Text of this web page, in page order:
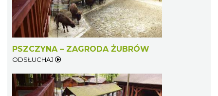
PSZCZYNA – ZAGRODA ŻUBRÓW
ODSŁUCHAJ